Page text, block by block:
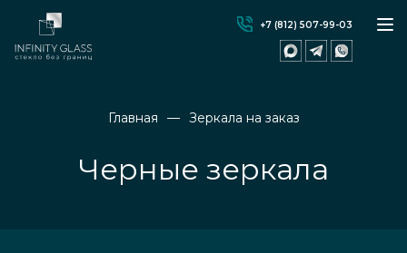
+7 (812) 507-99-03
Главная Зеркала на заказ
Черные зеркала